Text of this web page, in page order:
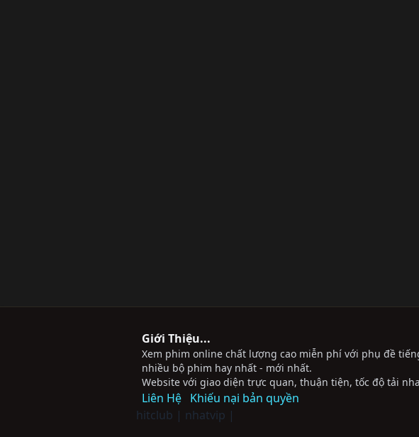
Giới Thiệu...
Xem phim online chất lượng cao miễn phí với phụ đề
nhiều bộ phim hay nhất - mới nhất.
Website với giao diện trực quan, thuận tiện, tốc độ tải
Liên Hệ Khiếu nại bản quyền
hitclub | nhatvip |